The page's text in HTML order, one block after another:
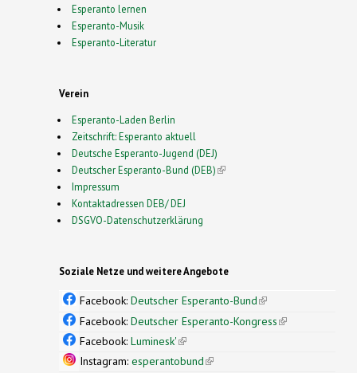
Esperanto lernen
Esperanto-Musik
Esperanto-Literatur
Verein
Esperanto-Laden Berlin
Zeitschrift: Esperanto aktuell
Deutsche Esperanto-Jugend (DEJ)
Deutscher Esperanto-Bund (DEB)(link is external)
Impressum
Kontaktadressen DEB/ DEJ
DSGVO-Datenschutzerklärung
Soziale Netze und weitere Angebote
Facebook: Deutscher Esperanto-Bund(link is
external)
Facebook: Deutscher Esperanto-Kongress(link is
Facebook: Luminesk'(link is external)
Instagram: esperantobund(link is external)